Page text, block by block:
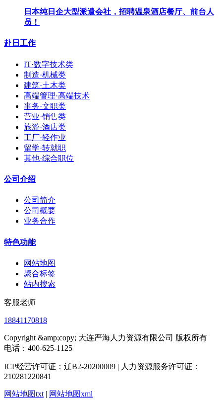
日本纯日企大型派遣会社，招聘温泉酒店餐厅、前台人
员！
赴日工作
IT·数字技术类
制造·机械类
建筑·土木类
高端管理·高端技术
事务·文职类
营业·销售类
旅游·酒店类
工厂·轻作业
留学·转就职
其他·综合职位
公司介绍
公司简介
公司概要
业务合作
特色功能
网站地图
聚合标签
站内搜索
客服老师
18841170818
Copyright &amp;copy; 大连严海人力资源有限公司 版权所有
电话：400-625-1125
ICP经营许可证：辽B2-20200009 | 人力资源服务许可证：
210281220841
网站地图txt | 网站地图xml